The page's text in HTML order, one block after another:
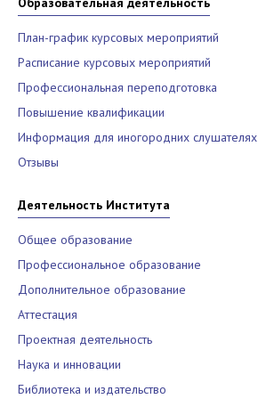
План-график курсовых мероприятий
Расписание курсовых мероприятий
Профессиональная переподготовка
Повышение квалификации
Информация для иногородних слушателях
Отзывы
Деятельность Института
Общее образование
Профессиональное образование
Дополнительное образование
Аттестация
Проектная деятельность
Наука и инновации
Библиотека и издательство